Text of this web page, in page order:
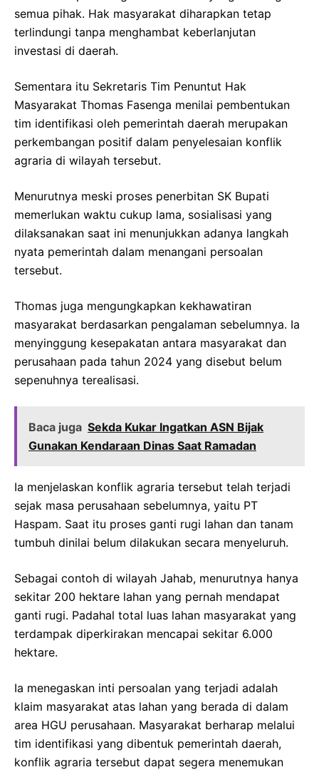
semua pihak. Hak masyarakat diharapkan tetap
terlindungi tanpa menghambat keberlanjutan
investasi di daerah.
Sementara itu Sekretaris Tim Penuntut Hak
Masyarakat Thomas Fasenga menilai pembentukan
tim identifikasi oleh pemerintah daerah merupakan
perkembangan positif dalam penyelesaian konflik
agraria di wilayah tersebut.
Menurutnya meski proses penerbitan SK Bupati
memerlukan waktu cukup lama, sosialisasi yang
dilaksanakan saat ini menunjukkan adanya langkah
nyata pemerintah dalam menangani persoalan
tersebut.
Thomas juga mengungkapkan kekhawatiran
masyarakat berdasarkan pengalaman sebelumnya. Ia
menyinggung kesepakatan antara masyarakat dan
perusahaan pada tahun 2024 yang disebut belum
sepenuhnya terealisasi.
Baca juga Sekda Kukar Ingatkan ASN Bijak
Gunakan Kendaraan Dinas Saat Ramadan
Ia menjelaskan konflik agraria tersebut telah terjadi
sejak masa perusahaan sebelumnya, yaitu PT
Haspam. Saat itu proses ganti rugi lahan dan tanam
tumbuh dinilai belum dilakukan secara menyeluruh.
Sebagai contoh di wilayah Jahab, menurutnya hanya
sekitar 200 hektare lahan yang pernah mendapat
ganti rugi. Padahal total luas lahan masyarakat yang
terdampak diperkirakan mencapai sekitar 6.000
hektare.
Ia menegaskan inti persoalan yang terjadi adalah
klaim masyarakat atas lahan yang berada di dalam
area HGU perusahaan. Masyarakat berharap melalui
tim identifikasi yang dibentuk pemerintah daerah,
konflik agraria tersebut dapat segera menemukan